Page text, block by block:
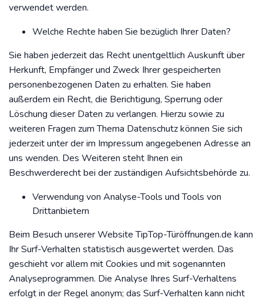
verwendet werden.
Welche Rechte haben Sie bezüglich Ihrer Daten?
Sie haben jederzeit das Recht unentgeltlich Auskunft über
Herkunft, Empfänger und Zweck Ihrer gespeicherten
personenbezogenen Daten zu erhalten. Sie haben
außerdem ein Recht, die Berichtigung, Sperrung oder
Löschung dieser Daten zu verlangen. Hierzu sowie zu
weiteren Fragen zum Thema Datenschutz können Sie sich
jederzeit unter der im Impressum angegebenen Adresse an
uns wenden. Des Weiteren steht Ihnen ein
Beschwerderecht bei der zuständigen Aufsichtsbehörde zu.
Verwendung von Analyse-Tools und Tools von
Drittanbietern
Beim Besuch unserer Website TipTop-Türöffnungen.de kann
Ihr Surf-Verhalten statistisch ausgewertet werden. Das
geschieht vor allem mit Cookies und mit sogenannten
Analyseprogrammen. Die Analyse Ihres Surf-Verhaltens
erfolgt in der Regel anonym; das Surf-Verhalten kann nicht